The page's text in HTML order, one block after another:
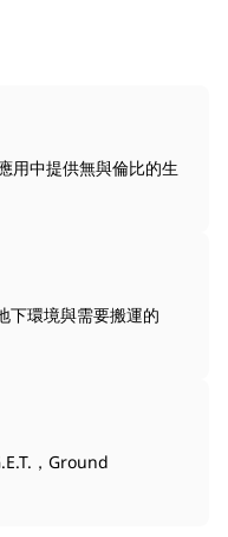
用中提供無與倫比的生
下環境與需要搬運的
，Ground